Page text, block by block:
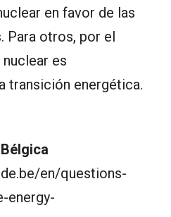
en favor de las
Para otros, por el
es
transición energética.
en/questions-
energy-